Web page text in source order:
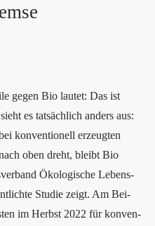
gegen Bio lau­tet: Das ist
es tat­säch­lich anders aus:
kon­ven­tio­nell erzeug­ten
oben dreht, bleibt Bio
Öko­lo­gi­sche Lebens­
Stu­die zeigt. Am Bei­
im Herbst 2022 für kon­ven­